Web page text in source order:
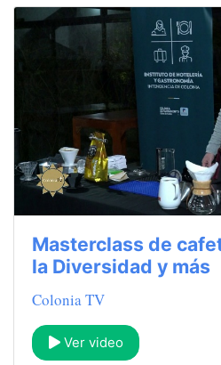
Masterclass de
la Diversidad y más
Colonia TV
Ver video